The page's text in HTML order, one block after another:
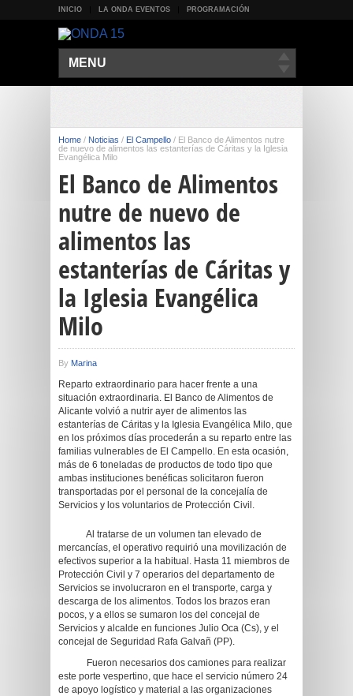
INICIO LA ONDA EVENTOS PROGRAMACIÓN
MENU
Home / Noticias / El Campello / El Banco de Alimentos nutre
de nuevo de alimentos las estanterías de Cáritas y la Iglesia
Evangélica Milo
El Banco de Alimentos
nutre de nuevo de
alimentos las
estanterías de Cáritas y
la Iglesia Evangélica
Milo
By Marina
Reparto extraordinario para hacer frente a una
situación extraordinaria. El Banco de Alimentos de
Alicante volvió a nutrir ayer de alimentos las
estanterías de Cáritas y la Iglesia Evangélica Milo, que
en los próximos días procederán a su reparto entre las
familias vulnerables de El Campello. En esta ocasión,
más de 6 toneladas de productos de todo tipo que
ambas instituciones benéficas solicitaron fueron
transportadas por el personal de la concejalía de
Servicios y los voluntarios de Protección Civil.
Al tratarse de un volumen tan elevado de
mercancías, el operativo requirió una movilización de
efectivos superior a la habitual. Hasta 11 miembros de
Protección Civil y 7 operarios del departamento de
Servicios se involucraron en el transporte, carga y
descarga de los alimentos. Todos los brazos eran
pocos, y a ellos se sumaron los del concejal de
Servicios y alcalde en funciones Julio Oca (Cs), y el
concejal de Seguridad Rafa Galvañ (PP).
Fueron necesarios dos camiones para realizar
este porte vespertino, que hace el servicio número 24
de apoyo logístico y material a las organizaciones